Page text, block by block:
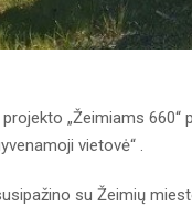
„Žeimiams
vietovė“ .
su Žeimių